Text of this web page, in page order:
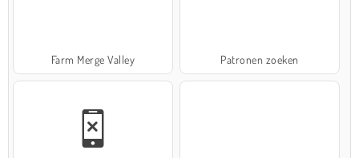
Farm Merge Valley Patronen zoeken